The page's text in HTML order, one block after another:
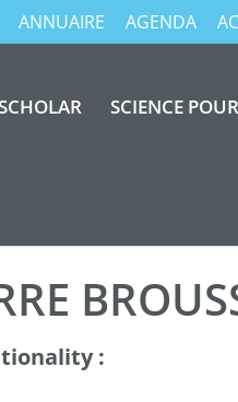
ANNUAIRE AGENDA
SCIENCE
: